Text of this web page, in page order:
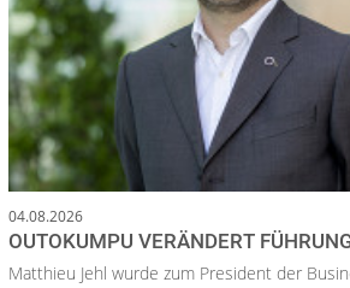
04.08.2026
OUTOKUMPU VERÄNDERT
Matthieu Jehl wurde zum President der